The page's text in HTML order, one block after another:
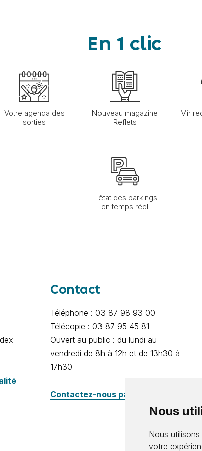
Nous
Nous
votre
En 1 clic
Votre agenda des
sorties
Nouveau magazine
Reflets
Mir
L'état des parkings
en temps réel
Contact
Téléphone : 03 87 98 93 00
Télécopie : 03 87 95 45 81
Ouvert au public : du lundi au
vendredi de 8h à 12h et de 13h30 à
17h30
Contactez-nous par e-mail